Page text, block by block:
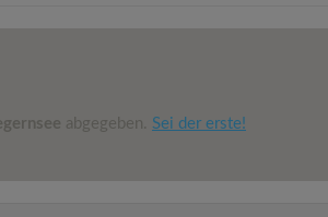
abgegeben. Sei der erste!